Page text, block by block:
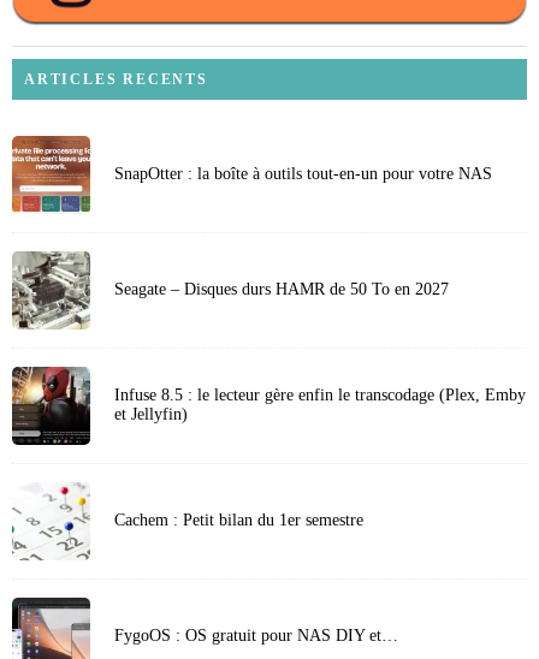
ARTICLES RECENTS
SnapOtter : la boîte à outils tout-en-un pour votre NAS
Seagate – Disques durs HAMR de 50 To en 2027
Infuse 8.5 : le lecteur gère enfin le transcodage (Plex, Emby
et Jellyfin)
Cachem : Petit bilan du 1er semestre
FygoOS : OS gratuit pour NAS DIY et…